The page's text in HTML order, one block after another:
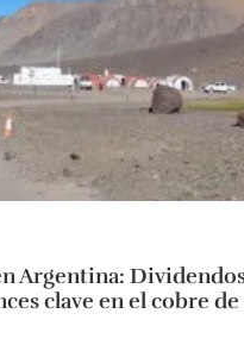
Argentina:
clave en el cobre